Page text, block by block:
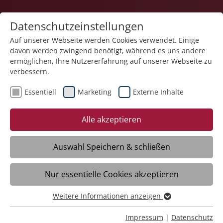
Pflege
Haus der Pflege Magnus
Waldburg
Datenschutzeinstellungen
Auf unserer Webseite werden Cookies verwendet. Einige
davon werden zwingend benötigt, während es uns andere
ermöglichen, Ihre Nutzererfahrung auf unserer Webseite zu
verbessern.
Essentiell Marketing Externe Inhalte
Alle akzeptieren
Auswahl Speichern & schließen
Nur essentielle Cookies akzeptieren
Essentiell
Essentielle Cookies werden für grundlegende Funktionen
Weitere Informationen anzeigen
Impressum | Datenschutz